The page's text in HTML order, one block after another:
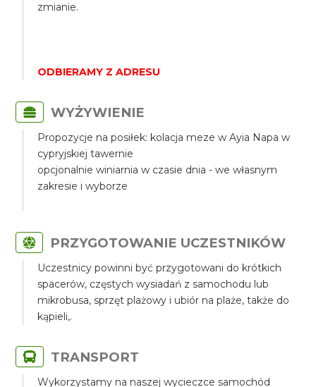
zmianie.
ODBIERAMY Z ADRESU
WYŻYWIENIE
Propozycje na posiłek: kolacja meze w Ayia Napa w
cypryjskiej tawernie
opcjonalnie winiarnia w czasie dnia - we własnym
zakresie i wyborze
PRZYGOTOWANIE UCZESTNIKÓW
Uczestnicy powinni być przygotowani do krótkich
spacerów, częstych wysiadań z samochodu lub
mikrobusa, sprzęt plażowy i ubiór na plaże, także do
kąpieli,.
TRANSPORT
Wykorzystamy na naszej wycieczce samochód